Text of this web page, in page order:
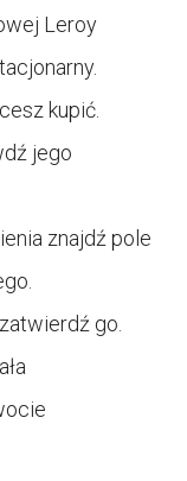
Leroy
kupić.
jego
znajdź pole
go.